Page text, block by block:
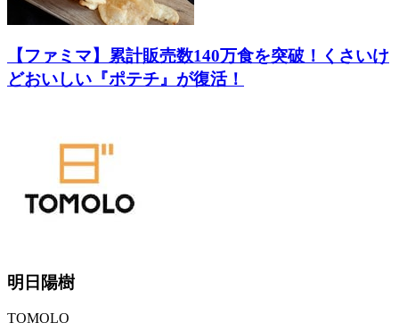
【ファミマ】累計販売数140万食を突破！くさいけ
どおいしい『ポテチ』が復活！
明日陽樹
TOMOLO